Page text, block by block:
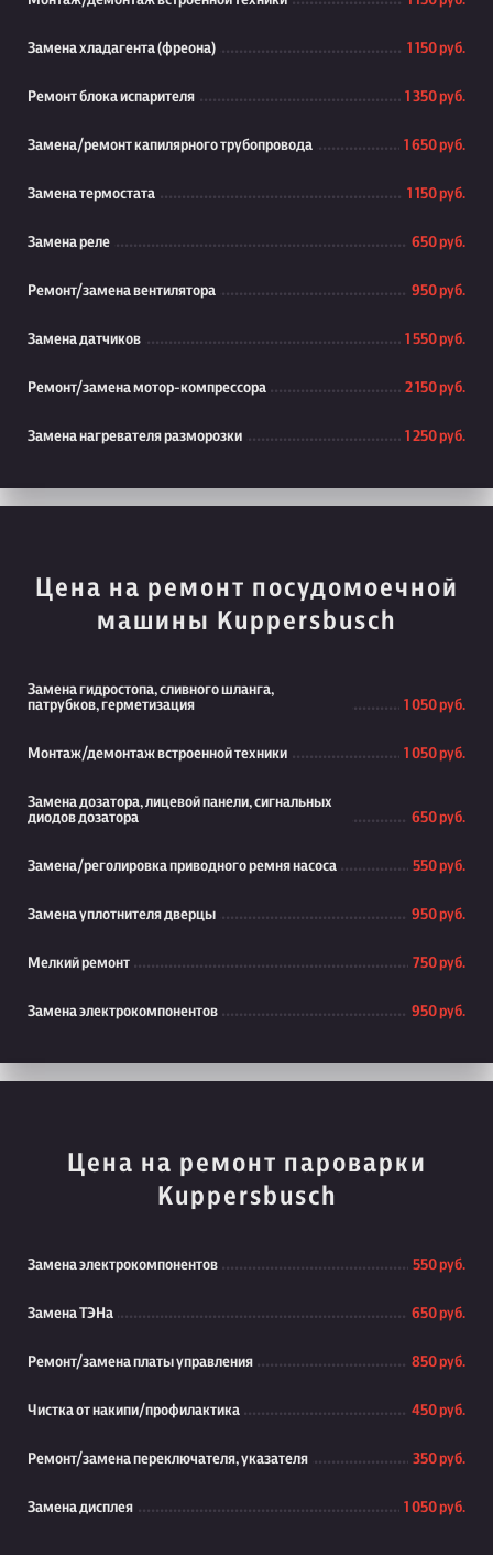
Замена хладагента (фреона) 1 150 руб.
Ремонт блока испарителя 1 350 руб.
Замена/ремонт капилярного трубопровода 1 650 руб.
Замена термостата 1 150 руб.
Замена реле 650 руб.
Ремонт/замена вентилятора 950 руб.
Замена датчиков 1 550 руб.
Ремонт/замена мотор-компрессора 2 150 руб.
Замена нагревателя разморозки 1 250 руб.
Цена на ремонт посудомоечной
машины Kuppersbusch
Замена гидростопа, сливного шланга,
патрубков, герметизация
1 050 руб.
Монтаж/демонтаж встроенной техники 1 050 руб.
Замена дозатора, лицевой панели, сигнальных
диодов дозатора
650 руб.
Замена/реголировка приводного ремня насоса 550 руб.
Замена уплотнителя дверцы 950 руб.
Мелкий ремонт 750 руб.
Замена электрокомпонентов 950 руб.
Цена на ремонт пароварки
Kuppersbusch
Замена электрокомпонентов 550 руб.
Замена ТЭНа 650 руб.
Ремонт/замена платы управления 850 руб.
Чистка от накипи/профилактика 450 руб.
Ремонт/замена переключателя, указателя 350 руб.
Замена дисплея 1 050 руб.